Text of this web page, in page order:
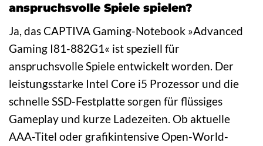
anspruchsvolle Spiele spielen?
Ja, das CAPTIVA Gaming-Notebook »Advanced
Gaming I81-882G1« ist speziell für
anspruchsvolle Spiele entwickelt worden. Der
leistungsstarke Intel Core i5 Prozessor und die
schnelle SSD-Festplatte sorgen für flüssiges
Gameplay und kurze Ladezeiten. Ob aktuelle
AAA-Titel oder grafikintensive Open-World-